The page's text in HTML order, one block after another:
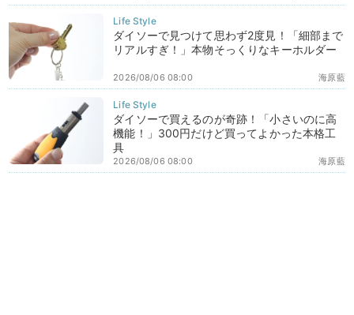
ダイソーで見つけて思わず2度見！「細部まで
リアルすぎ！」本物そっくりなキーホルダー
海原藍
2026/08/06 08:00
ダイソーで買えるのが奇跡！「小さいのに高
機能！」300円だけど買ってよかった本格工
具
海原藍
2026/08/06 08:00